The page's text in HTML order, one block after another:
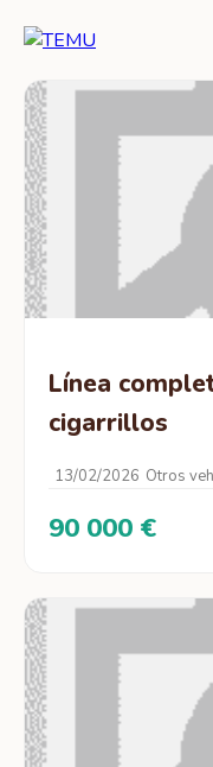
Línea
cigarrillos
13/02/2026 Otros
90 000 €